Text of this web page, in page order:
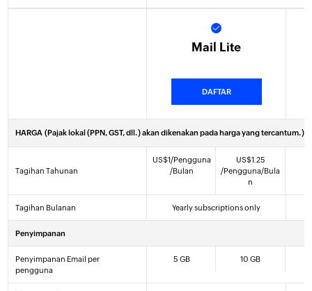
Mail Lite
DAFTAR
HARGA (Pajak lokal (PPN, GST, dll.) akan dikenakan pada harga yang tercantum.)
Tagihan Tahunan
US$1/Pengguna
/Bulan
US$1.25
/Pengguna/Bula
n
Tagihan Bulanan Yearly subscriptions only
Penyimpanan
Penyimpanan Email per
pengguna
5 GB 10 GB